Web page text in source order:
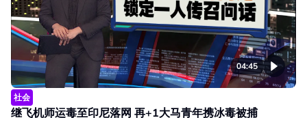
04:45
社会
继飞机师运毒至印尼落网 再+1大马青年携冰毒被捕